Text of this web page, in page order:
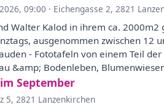
09:00 · Eichengasse 2, 2821
Walter Kalod in ihrem ca.
ausgenommen zwischen 12
- Fototafeln von einem Teil
&amp; Bodenleben,
September
5, 2821 Lanzenkirchen